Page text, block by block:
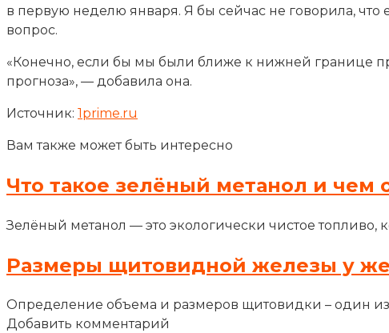
в первую неделю января. Я бы сейчас не говорила,
вопрос.
«Конечно, если бы мы были ближе к нижней границе
прогноза», — добавила она.
Источник: 1prime.ru
Вам также может быть интересно
Что такое зелёный метанол и чем
Зелёный метанол — это экологически чистое топливо,
Размеры щитовидной железы у
Определение объема и размеров щитовидки – один
Добавить комментарий